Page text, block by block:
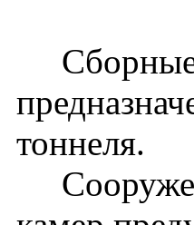
Сборные
тоннеля.